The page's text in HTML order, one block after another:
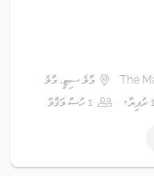
The
މާލެ ސިޓީ، މާލެ
1 ހުސް މަޤާމް